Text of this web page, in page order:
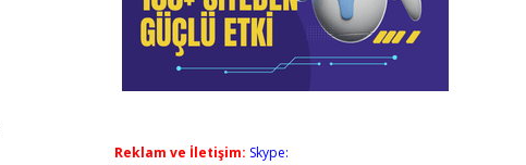
Reklam ve İletişim: Skype: